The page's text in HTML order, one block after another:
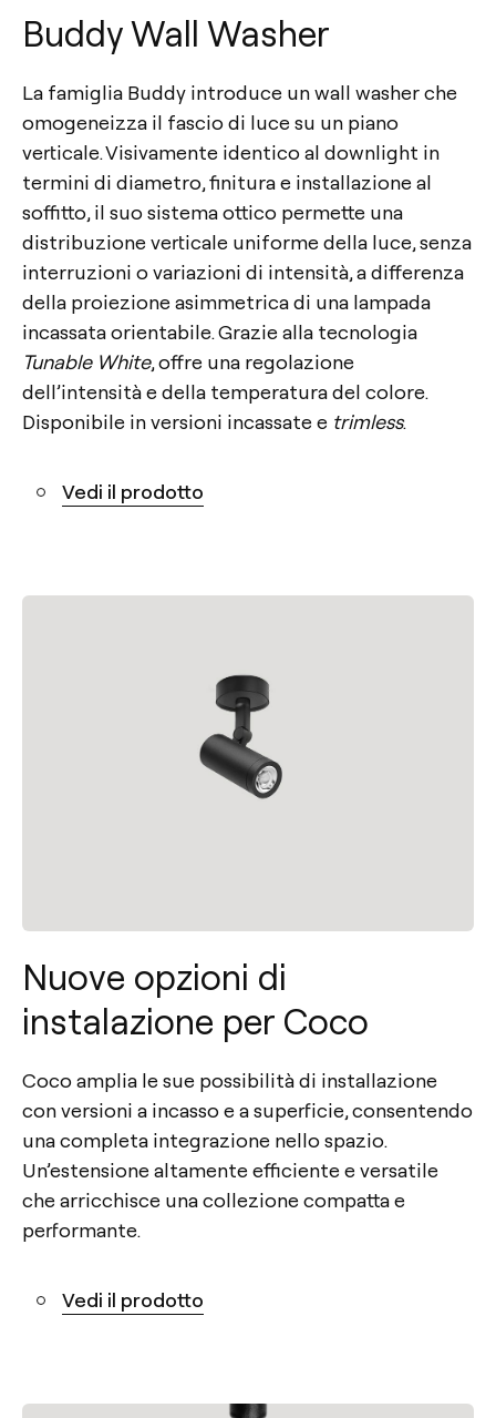
Buddy Wall Washer
La famiglia Buddy introduce un wall washer che
omogeneizza il fascio di luce su un piano
verticale. Visivamente identico al downlight in
termini di diametro, finitura e installazione al
soffitto, il suo sistema ottico permette una
distribuzione verticale uniforme della luce, senza
interruzioni o variazioni di intensità, a differenza
della proiezione asimmetrica di una lampada
incassata orientabile. Grazie alla tecnologia
Tunable White, offre una regolazione
dell’intensità e della temperatura del colore.
Disponibile in versioni incassate e trimless.
Vedi il prodotto
Nuove opzioni di
instalazione per Coco
Coco amplia le sue possibilità di installazione
con versioni a incasso e a superficie, consentendo
una completa integrazione nello spazio.
Un’estensione altamente efficiente e versatile
che arricchisce una collezione compatta e
performante.
Vedi il prodotto